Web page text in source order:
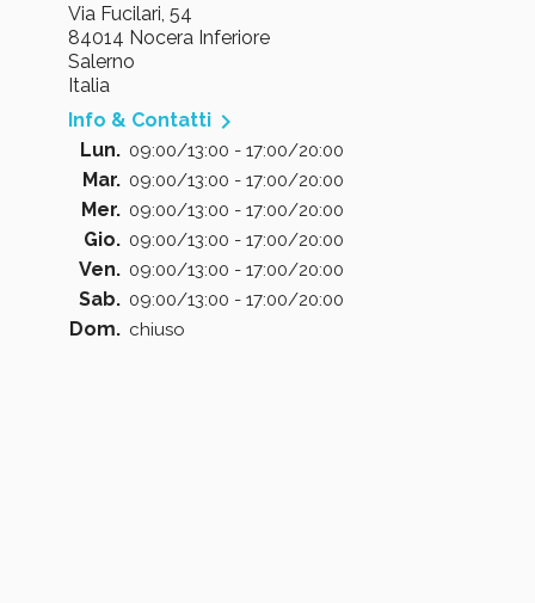
Via Fucilari, 54
84014 Nocera Inferiore
Salerno
Italia
Info & Contatti 
Lun. 09:00/13:00 - 17:00/20:00
Mar. 09:00/13:00 - 17:00/20:00
Mer. 09:00/13:00 - 17:00/20:00
Gio. 09:00/13:00 - 17:00/20:00
Ven. 09:00/13:00 - 17:00/20:00
Sab. 09:00/13:00 - 17:00/20:00
Dom. chiuso